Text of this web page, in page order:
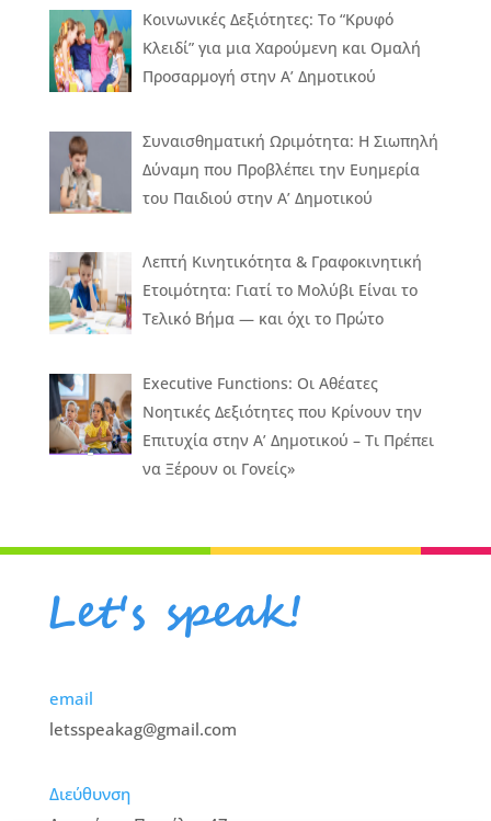
Κοινωνικές Δεξιότητες: Το “Κρυφό
Κλειδί” για μια Χαρούμενη και Ομαλή
Προσαρμογή στην Α’ Δημοτικού
Συναισθηματική Ωριμότητα: Η Σιωπηλή
Δύναμη που Προβλέπει την Ευημερία
του Παιδιού στην Α’ Δημοτικού
Λεπτή Κινητικότητα & Γραφοκινητική
Ετοιμότητα: Γιατί το Μολύβι Είναι το
Τελικό Βήμα — και όχι το Πρώτο
Executive Functions: Οι Αθέατες
Νοητικές Δεξιότητες που Κρίνουν την
Επιτυχία στην Α’ Δημοτικού – Τι Πρέπει
να Ξέρουν οι Γονείς»
email
letsspeakag@gmail.com
Διεύθυνση